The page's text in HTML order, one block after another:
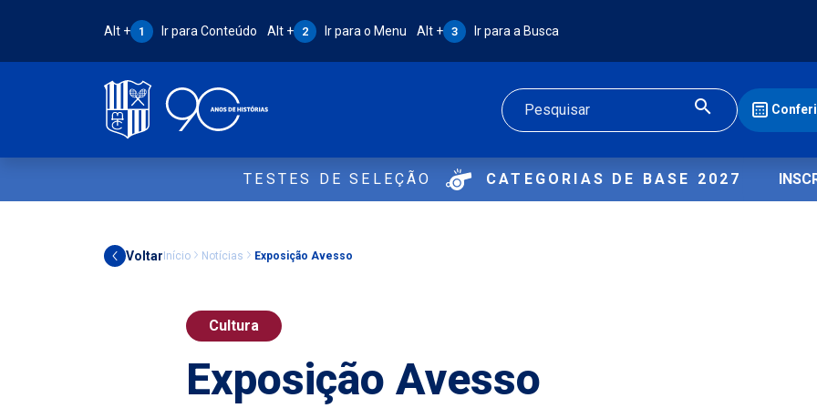
Atalho Alt + 1:
Alt + 1 Ir para Conteúdo Atalho Alt + 2:
Alt + 2 Ir para o Menu Atalho Alt + 3:
Alt + 3 Ir para a Busca
Buscar
TESTES DE SELEÇÃO CATEGORIAS DE BASE 2027
Voltar Início Notícias Exposição Avesso
Cultura
Exposição Avesso